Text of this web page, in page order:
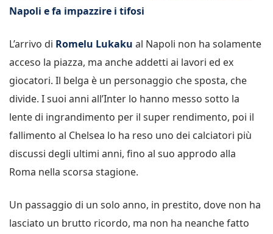
Napoli e fa impazzire i tifosi
L’arrivo di Romelu Lukaku al Napoli non ha solamente
acceso la piazza, ma anche addetti ai lavori ed ex
giocatori. Il belga è un personaggio che sposta, che
divide. I suoi anni all’Inter lo hanno messo sotto la
lente di ingrandimento per il super rendimento, poi il
fallimento al Chelsea lo ha reso uno dei calciatori più
discussi degli ultimi anni, fino al suo approdo alla
Roma nella scorsa stagione.
Un passaggio di un solo anno, in prestito, dove non ha
lasciato un brutto ricordo, ma non ha neanche fatto